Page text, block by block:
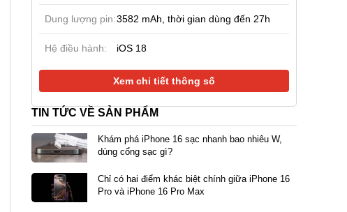
Dung lượng pin:3582 mAh, thời gian dùng đến 27h
Hệ điều hành: iOS 18
Xem chi tiết thông số
TIN TỨC VỀ SẢN PHẨM
Khám phá iPhone 16 sạc nhanh bao nhiêu W,
dùng cổng sạc gì?
Chỉ có hai điểm khác biệt chính giữa iPhone 16
Pro và iPhone 16 Pro Max